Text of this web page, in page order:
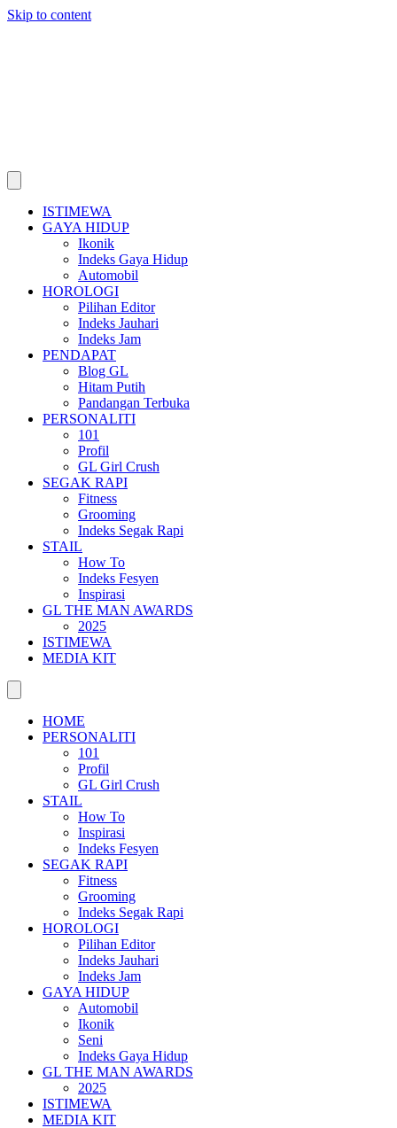
Skip to content
ISTIMEWA
GAYA HIDUP
Ikonik
Indeks Gaya Hidup
Automobil
HOROLOGI
Pilihan Editor
Indeks Jauhari
Indeks Jam
PENDAPAT
Blog GL
Hitam Putih
Pandangan Terbuka
PERSONALITI
101
Profil
GL Girl Crush
SEGAK RAPI
Fitness
Grooming
Indeks Segak Rapi
STAIL
How To
Indeks Fesyen
Inspirasi
GL THE MAN AWARDS
2025
ISTIMEWA
MEDIA KIT
HOME
PERSONALITI
101
Profil
GL Girl Crush
STAIL
How To
Inspirasi
Indeks Fesyen
SEGAK RAPI
Fitness
Grooming
Indeks Segak Rapi
HOROLOGI
Pilihan Editor
Indeks Jauhari
Indeks Jam
GAYA HIDUP
Automobil
Ikonik
Seni
Indeks Gaya Hidup
GL THE MAN AWARDS
2025
ISTIMEWA
MEDIA KIT